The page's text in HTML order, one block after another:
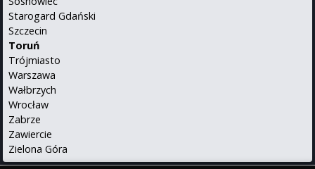
Starogard Gdański
Szczecin
Toruń
Trójmiasto
Warszawa
Wałbrzych
Wrocław
Zabrze
Zawiercie
Zielona Góra